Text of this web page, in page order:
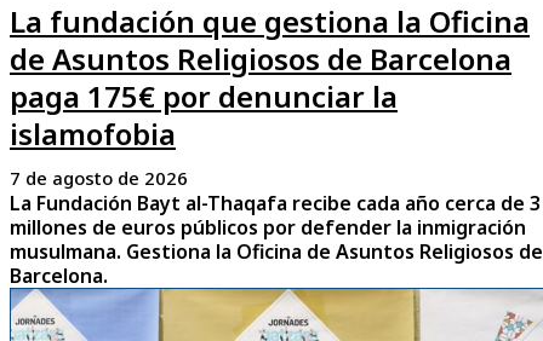
La fundación que gestiona la Oficina
de Asuntos Religiosos de Barcelona
paga 175€ por denunciar la
islamofobia
7 de agosto de 2026
La Fundación Bayt al-Thaqafa recibe cada año cerca de 3
millones de euros públicos por defender la inmigración
musulmana. Gestiona la Oficina de Asuntos Religiosos de
Barcelona.